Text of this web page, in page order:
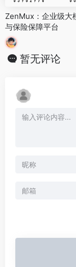
ZenMux：企业级大
与保险保障平台
暂无评论